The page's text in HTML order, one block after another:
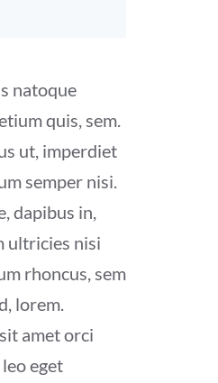
natoque
quis, sem.
ut, imperdiet
semper nisi.
dapibus in,
ultricies nisi
rhoncus, sem
lorem.
amet orci
eget